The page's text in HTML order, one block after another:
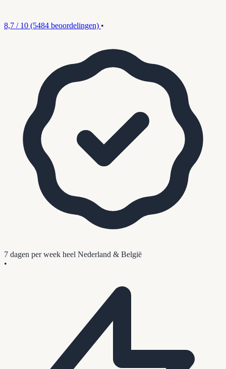
8,7 / 10 (5484 beoordelingen) •
7 dagen per week heel Nederland & België
•